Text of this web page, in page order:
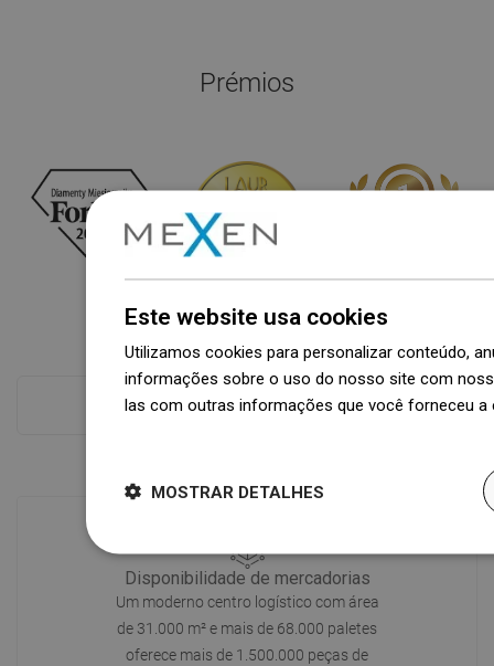
Prémios
Ver tudo
Disponibilidade de mercadorias
Um moderno centro logístico com área
de 31.000 m² e mais de 68.000 paletes
oferece mais de 1.500.000 peças de
Este website usa cookies
Utilizamos cookies para personalizar conteúdo,
informações sobre o uso do nosso site com
las com outras informações que você forneceu
MOSTRAR DETALHES